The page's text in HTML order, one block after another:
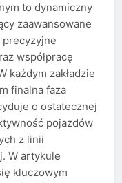
to dynamiczny
zaawansowane
współpracę
każdym zakładzie
finalna faza
o ostatecznej
pojazdów
z linii
W artykule
kluczowym